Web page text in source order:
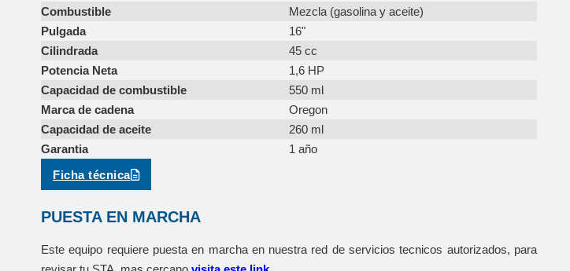
Combustible
Mezcla (gasolina y aceite)
Pulgada
16"
Cilindrada
45 cc
Potencia Neta
1,6 HP
Capacidad de combustible
550 ml
Marca de cadena
Oregon
Capacidad de aceite
260 ml
Garantia
1 año
Ficha técnica
PUESTA EN MARCHA
Este equipo requiere puesta en marcha en nuestra red de servicios tecnicos autorizados, para